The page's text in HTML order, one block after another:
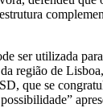
ser utilizada
região de
que se